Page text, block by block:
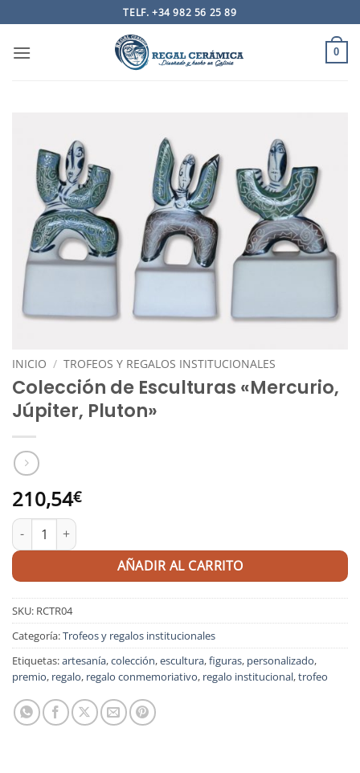
al
contenido
TELF. +34 982 56 25 89
0
INICIO / TROFEOS Y REGALOS INSTITUCIONALES
Colección de Esculturas «Mercurio,
Júpiter, Pluton»
210,54€
Colección de Esculturas "Mercurio, Júpiter, Pluton" cantidad
AÑADIR AL CARRITO
SKU: RCTR04
Categoría:Trofeos y regalos institucionales
Etiquetas:artesanía,colección,escultura,figuras, personalizado,
premio, regalo, regalo conmemoriativo, regalo institucional,trofeo